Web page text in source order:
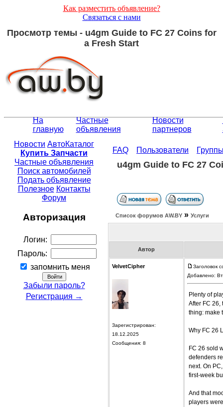
Как разместить объявление?
Связаться с нами
Просмотр темы - u4gm Guide to FC 27 Coins for
a Fresh Start
На
главную
Частные
объявления
Новости
партнеров
Новости АвтоКаталог
Купить Запчасти
Частные объявления
Поиск автомобилей
Подать объявление
Полезное Контакты
Форум
Авторизация
Логин:
Пароль:
запомнить меня
Забыли пароль?
Регистрация →
FAQ Пользователи
u4gm Guide to FC 27
Список форумов АW.BY » Услуги
Автор
VelvetCipher
Зарегистрирован:
18.12.2025
Сообщения: 8
Заголовок
Добавлено:
Plenty of
After FC 26,
thing: make
Why FC 26
FC 26 sold
defenders
next. On
first-week
And that
players